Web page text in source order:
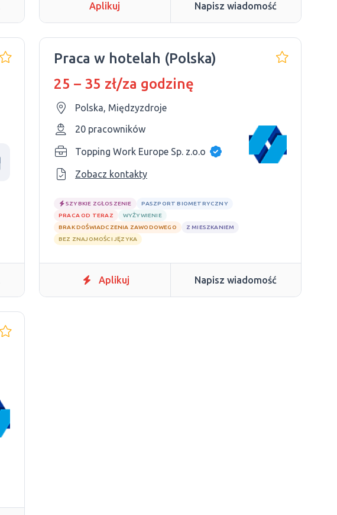
Aplikuj Napisz wiadomość
Praca w hotelah (Polska)
25 – 35 zł/za godzinę
Polska, Międzyzdroje
20 pracowników
Topping Work Europe Sp. z.o.o
Zobacz kontakty
SZYBKIE ZGŁOSZENIE
PASZPORT BIOMETRYCZNY
PRACA OD TERAZ
WYŻYWIENIE
BRAK DOŚWIADCZENIA ZAWODOWEGO
Z MIESZKANIEM
BEZ ZNAJOMOŚCI JĘZYKA
Aplikuj Napisz wiadomość